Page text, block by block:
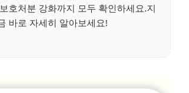
호처분 강화까지 모두 확인하세요.지
바로 자세히 알아보세요!